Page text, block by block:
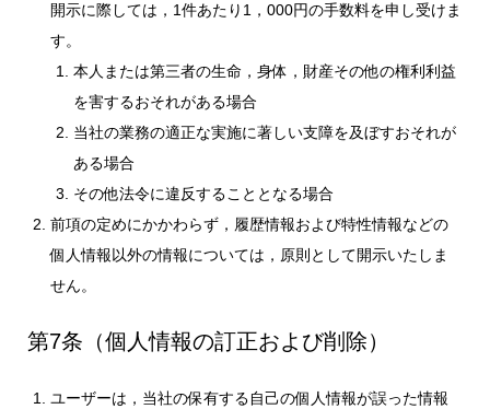
開示に際しては，1件あたり1，000円の手数料を申し受けま
す。
本人または第三者の生命，身体，財産その他の権利利益
を害するおそれがある場合
当社の業務の適正な実施に著しい支障を及ぼすおそれが
ある場合
その他法令に違反することとなる場合
前項の定めにかかわらず，履歴情報および特性情報などの
個人情報以外の情報については，原則として開示いたしま
せん。
第7条（個人情報の訂正および削除）
ユーザーは，当社の保有する自己の個人情報が誤った情報